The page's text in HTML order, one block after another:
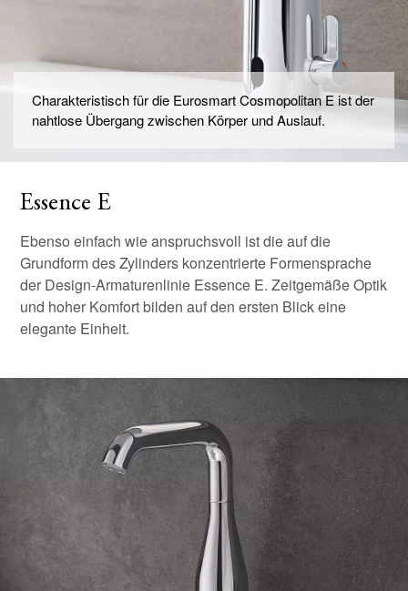
Charakteristisch für die Eurosmart Cosmopolitan E ist der
nahtlose Übergang zwischen Körper und Auslauf.
Essence E
Ebenso einfach wie anspruchsvoll ist die auf die
Grundform des Zylinders konzentrierte Formensprache
der Design-Armaturenlinie Essence E. Zeitgemäße Optik
und hoher Komfort bilden auf den ersten Blick eine
elegante Einheit.